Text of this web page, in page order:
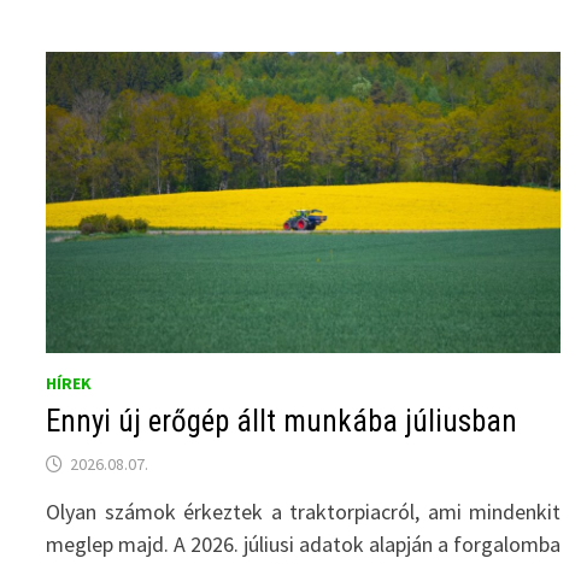
HÍREK
Ennyi új erőgép állt munkába júliusban
2026.08.07.
Olyan számok érkeztek a traktorpiacról, ami mindenkit
meglep majd. A 2026. júliusi adatok alapján a forgalomba